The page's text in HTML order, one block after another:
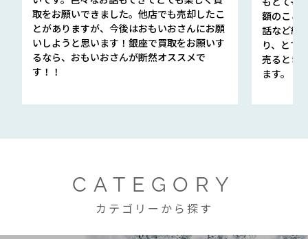
取をお願いできました。他店でも売却したこ
とがありますが、今後はおもいおさんにお願
いしようと思います！銀座で買取をお願いす
るなら、おもいおさんが断然オススメで
す！！
額のこと
話など細
り、とて
売るとき
ます。
CATEGORY
カテゴリーから探す